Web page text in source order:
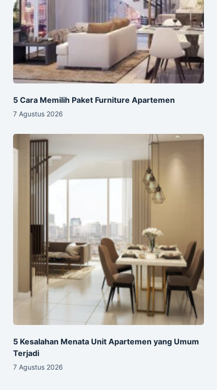
5 Cara Memilih Paket Furniture Apartemen
7 Agustus 2026
5 Kesalahan Menata Unit Apartemen yang Umum
Terjadi
7 Agustus 2026